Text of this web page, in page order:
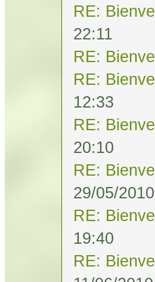
RE:
22:11
RE:
RE:
12:33
RE:
20:10
RE:
29/05/
RE:
19:40
RE: